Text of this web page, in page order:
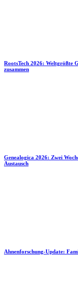
RootsTech 2026: Weltgrößte
zusammen
Genealogica 2026: Zwei
Austausch
Ahnenforschung-Update: